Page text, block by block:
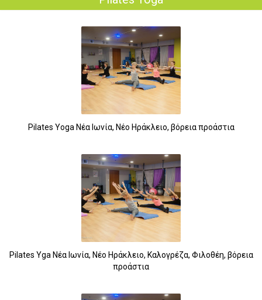
Pilates Yoga Νέα Ιωνία, Νέο Ηράκλειο, βόρεια προάστια
Pilates Yga Νέα Ιωνία, Νέο Ηράκλειο, Καλογρέζα, Φιλοθέη, βόρεια
προάστια